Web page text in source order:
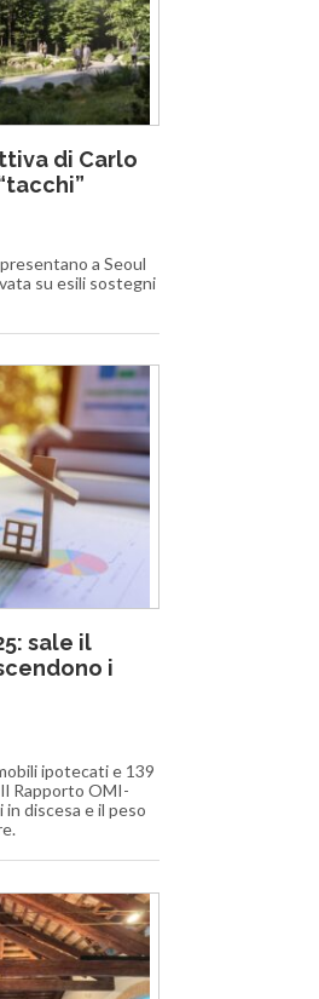
di Carlo
a Seoul
su esili sostegni
sale il
i
ipotecati e 139
Rapporto OMI-
discesa e il peso